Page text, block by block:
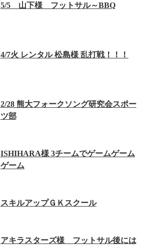
5/5 山下様 フットサル～BBQ
4/7火 レンタル 松島様 乱打戦！！！
2/28 熊大フォークソング研究会スポー
ツ部
ISHIHARA様 3チームでゲームゲーム
ゲーム
スキルアップＧＫスクール
アキラスターズ様 フットサル後には